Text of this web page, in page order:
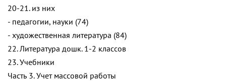
20-21. из них
- педагогии, науки (74)
- художественная литература (84)
22. Литература дошк. 1-2 классов
23. Учебники
Часть 3. Учет массовой работы